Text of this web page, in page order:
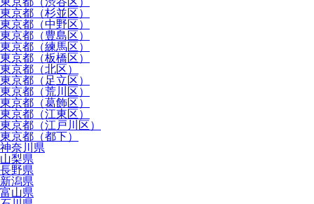
東京都（杉並区）
東京都（中野区）
東京都（豊島区）
東京都（練馬区）
東京都（板橋区）
東京都（北区）
東京都（足立区）
東京都（荒川区）
東京都（葛飾区）
東京都（江東区）
東京都（江戸川区）
東京都（都下）
神奈川県
山梨県
長野県
新潟県
富山県